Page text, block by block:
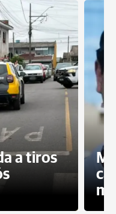
a tiros